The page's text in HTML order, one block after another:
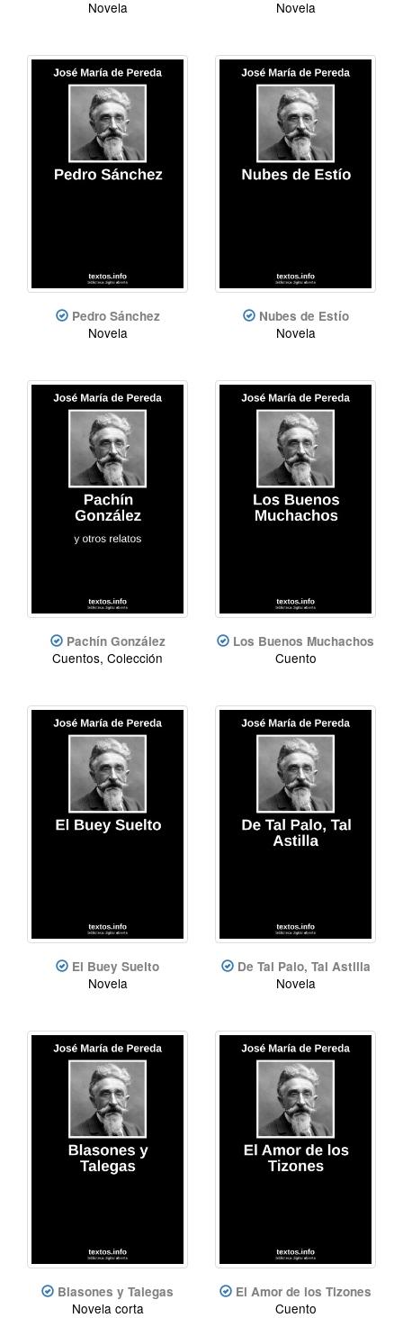
Novela Novela
Pedro Sánchez
Novela
Nubes de Estío
Novela
Pachín González
Cuentos, Colección
Los Buenos Muchachos
Cuento
El Buey Suelto
Novela
De Tal Palo, Tal Astilla
Novela
Blasones y Talegas
Novela corta
El Amor de los Tizones
Cuento